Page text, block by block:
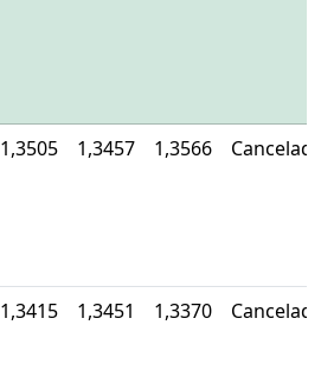
1,3505 1,3457 1,3566
1,3415 1,3451 1,3370